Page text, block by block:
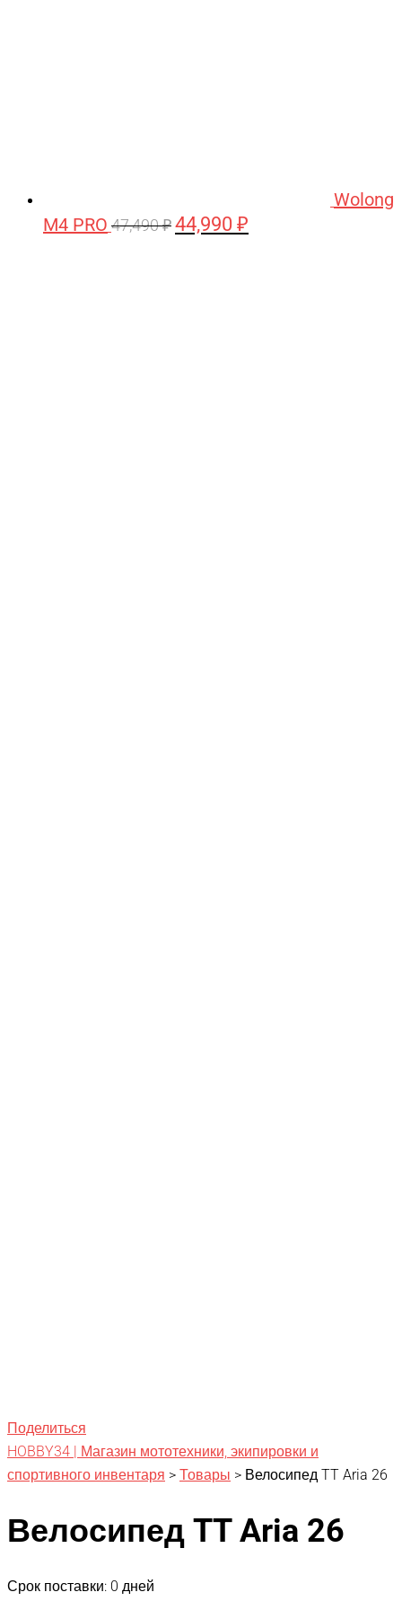
Wolong
M4 PRO 47,490₽ Первоначальная
44,990 ₽
Поделиться
HOBBY34 | Магазин мототехники, экипировки и
спортивного инвентаря > Товары > Велосипед TT Aria 26
Велосипед TT Aria 26
Срок поставки: 0 дней